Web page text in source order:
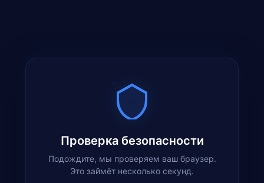
Проверка безопасности
Подождите, мы проверяем ваш браузер.
Это займёт несколько секунд.